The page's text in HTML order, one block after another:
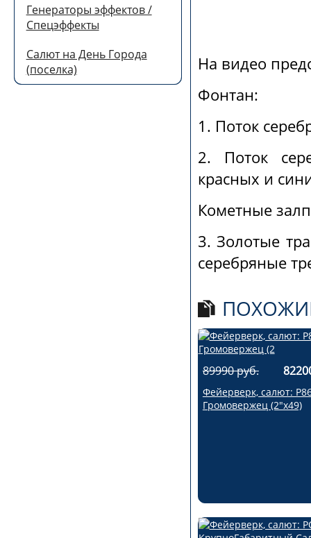
Генераторы эффектов /
Спецэффекты
Салют на День Города
(поселка)
На видео
Фонтан:
1. Поток
2. Поток
красных и
Кометные
3. Золотые
серебряные
89990 руб.
Фейерверк, салют:
Громовержец (2"х49)